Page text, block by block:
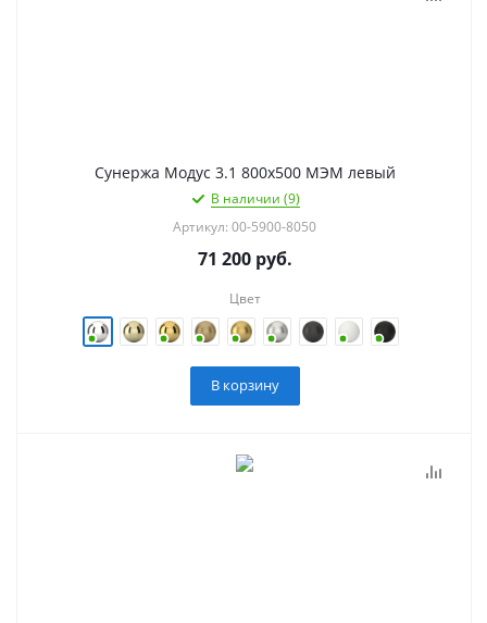
Сунержа Модус 3.1 800х500 МЭМ левый
В наличии (9)
Артикул: 00-5900-8050
71 200руб.
Цвет
В корзину